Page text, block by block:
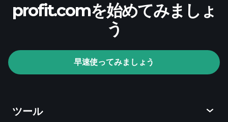
Playtradeトーナメン
profit.comを始めてみましょ
う
早速使ってみましょう
ツール